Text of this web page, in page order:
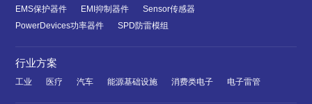
EMS保护器件 EMI抑制器件
Sensor传感器
PowerDevices功率器件
SPD防雷模组
行业方案
工业 医疗 汽车 能源基础设施 消费类电子 电子雷管